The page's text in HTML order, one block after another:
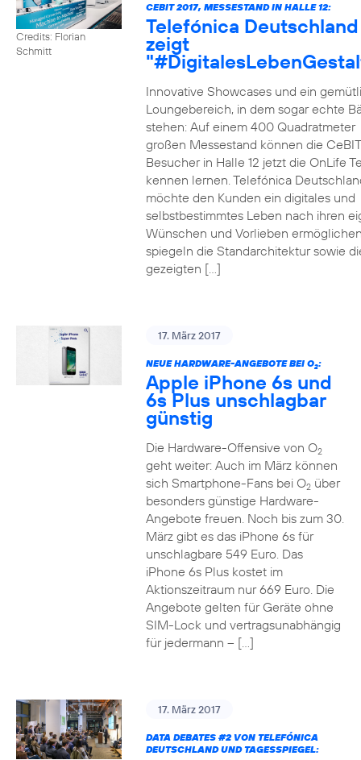
Credits: Florian
Schmitt
CEBIT 2017, MESSESTAND IN HALLE 12:
Telefónica Deutschland
zeigt
Innovative Showcases und ein
Loungebereich, in dem sogar echte
stehen: Auf einem 400 Quadratmeter
großen Messestand können die CeBIT
Besucher in Halle 12 jetzt die OnLife
kennen lernen. Telefónica
möchte den Kunden ein digitales und
selbstbestimmtes Leben nach ihren
Wünschen und Vorlieben
spiegeln die Standarchitektur sowie
gezeigten […]
17. März 2017
NEUE HARDWARE-ANGEBOTE BEI O2:
Apple iPhone 6s und
6s Plus unschlagbar
günstig
Die Hardware-Offensive von O2
geht weiter: Auch im März können
sich Smartphone-Fans bei O2über
besonders günstige Hardware-
Angebote freuen. Noch bis zum 30.
März gibt es das iPhone 6s für
unschlagbare 549 Euro. Das
iPhone 6s Plus kostet im
Aktionszeitraum nur 669 Euro. Die
Angebote gelten für Geräte ohne
SIM-Lock und vertragsunabhängig
für jedermann – […]
17. März 2017
DATA DEBATES #2VON TELEFÓNICA
DEUTSCHLAND UND TAGESSPIEGEL: